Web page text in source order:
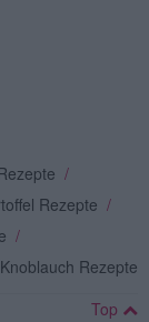
/
Rezepte /
/
Knoblauch Rezepte
Top